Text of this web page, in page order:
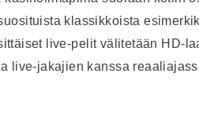
klassikkoista
live-pelit välitetään HD-
live-jakajien kanssa